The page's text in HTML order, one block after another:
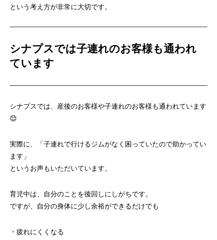
という考え方が非常に大切です。
シナプスでは子連れのお客様も通われ
ています
シナプスでは、産後のお客様や子連れのお客様も通われています
😊
実際に、「子連れで行けるジムがなく困っていたので助かってい
ます」
というお声もいただいています。
育児中は、自分のことを後回しにしがちです。
ですが、自分の身体に少し余裕ができるだけでも
・疲れにくくなる